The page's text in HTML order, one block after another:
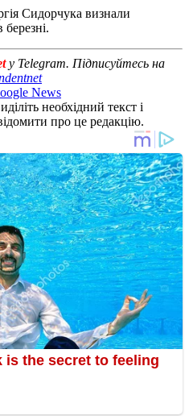
Сидорчука визнали
у Telegram. Підписуйтесь на
News
необхідний текст і
про це редакцію.